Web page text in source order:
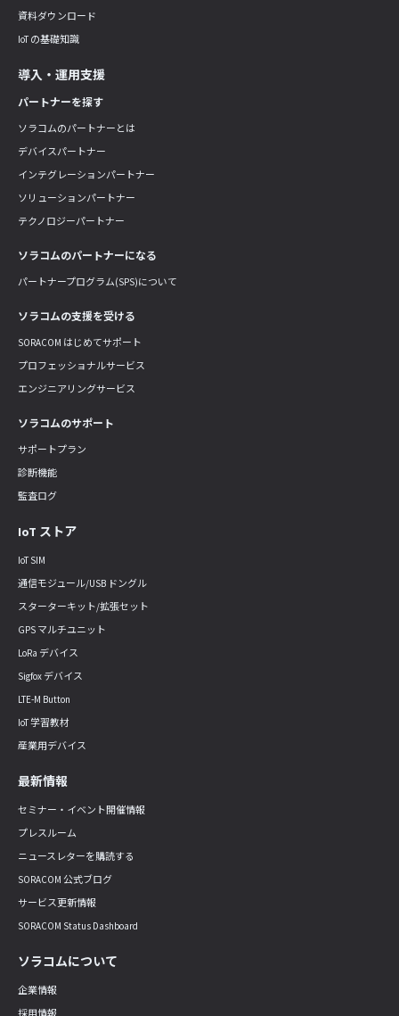
資料ダウンロード
IoT の基礎知識
導入・運用支援
パートナーを探す
ソラコムのパートナーとは
デバイスパートナー
インテグレーションパートナー
ソリューションパートナー
テクノロジーパートナー
ソラコムのパートナーになる
パートナープログラム(SPS)について
ソラコムの支援を受ける
SORACOM はじめてサポート
プロフェッショナルサービス
エンジニアリングサービス
ソラコムのサポート
サポートプラン
診断機能
監査ログ
IoT ストア
IoT SIM
通信モジュール/USB ドングル
スターターキット/拡張セット
GPS マルチユニット
LoRa デバイス
Sigfox デバイス
LTE-M Button
IoT 学習教材
産業用デバイス
最新情報
セミナー・イベント開催情報
プレスルーム
ニュースレターを購読する
SORACOM 公式ブログ
サービス更新情報
SORACOM Status Dashboard
ソラコムについて
企業情報
採用情報